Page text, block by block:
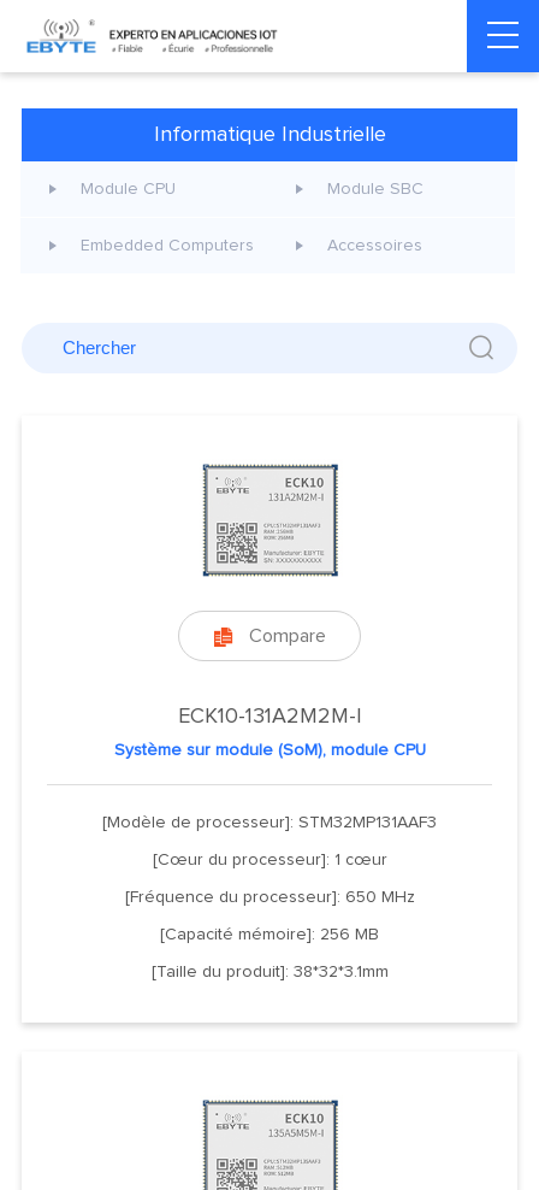
Home > Informatique Industrielle
Informatique Industrielle
Module CPU Module SBC
Embedded Computers Accessoires
 Compare
ECK10-131A2M2M-I
Système sur module (SoM), module CPU
[Modèle de processeur]: STM32MP131AAF3
[Cœur du processeur]: 1 cœur
[Fréquence du processeur]: 650 MHz
[Capacité mémoire]: 256 MB
[Taille du produit]: 38*32*3.1mm